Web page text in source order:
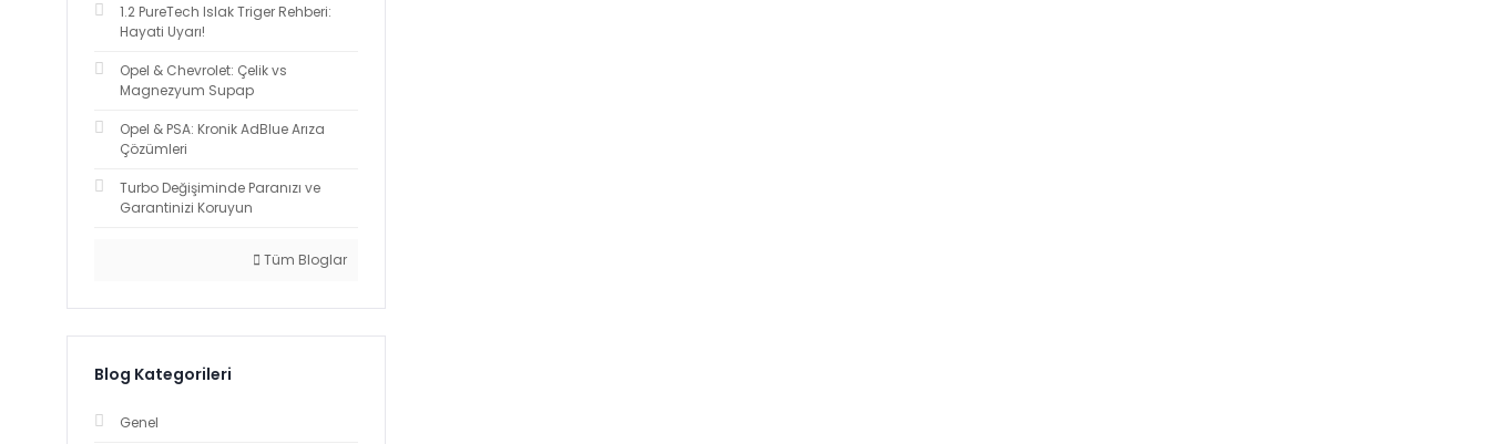
1.2 PureTech Islak Triger Rehberi:
Hayati Uyarı!
Opel & Chevrolet: Çelik vs
Magnezyum Supap
Opel & PSA: Kronik AdBlue Arıza
Çözümleri
Turbo Değişiminde Paranızı ve
Garantinizi Koruyun
Tüm Bloglar
Blog Kategorileri
Genel